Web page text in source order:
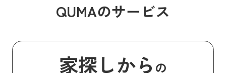
QUMAのサービス
家探しから の